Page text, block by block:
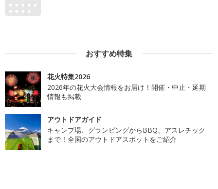
おすすめ特集
花火特集2026
2026年の花火大会情報をお届け！開催・中止・延期
情報も掲載
アウトドアガイド
キャンプ場、グランピングからBBQ、アスレチック
まで！全国のアウトドアスポットをご紹介